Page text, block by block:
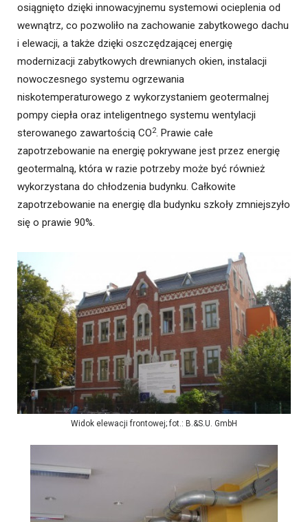
osiągnięto dzięki innowacyjnemu systemowi ocieplenia od
wewnątrz, co pozwoliło na zachowanie zabytkowego dachu
i elewacji, a także dzięki oszczędzającej energię
modernizacji zabytkowych drewnianych okien, instalacji
nowoczesnego systemu ogrzewania
niskotemperaturowego z wykorzystaniem geotermalnej
pompy ciepła oraz inteligentnego systemu wentylacji
sterowanego zawartością CO2. Prawie całe
zapotrzebowanie na energię pokrywane jest przez energię
geotermalną, która w razie potrzeby może być również
wykorzystana do chłodzenia budynku. Całkowite
zapotrzebowanie na energię dla budynku szkoły zmniejszyło
się o prawie 90%.
Widok elewacji frontowej; fot.: B.&S.U. GmbH